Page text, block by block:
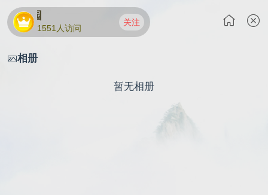
堂家园
1551人访问
关注
相册
暂无相册